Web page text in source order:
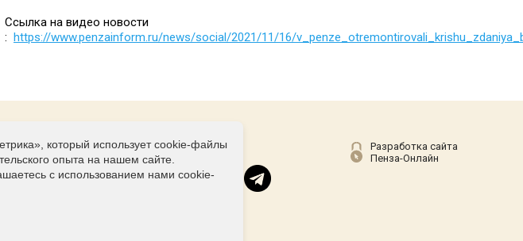
Ссылка на видео новости
: https://www.penzainform.ru/news/social/2021/11/16/
7
Соц сети
Разработка сайта
Пенза-Онлайн
который использует cookie-файлы
опыта на нашем сайте.
с использованием нами cookie-